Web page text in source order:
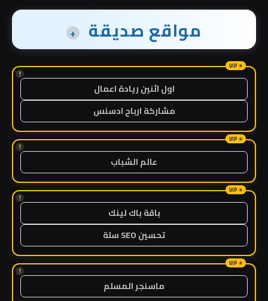
مواقع صديقة +
!
اول اثنين ريادة اعمال
مشاركة ارباح ادسنس
!
عالم الشباب
!
باقة باك لينك
تحسين SEO سلة
!
ماسنجر المسلم